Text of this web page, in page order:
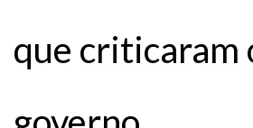
que criticaram